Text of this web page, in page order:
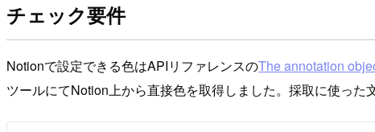
チェック要件
Notionで設定できる色はAPIリファレンスのThe annotation
ツールにてNotion上から直接色を取得しました。採取に使った